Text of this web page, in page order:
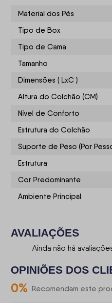
Material dos Pés
Tipo de Box
Tipo de Cama
Tamanho
Dimensões ( LxC )
Altura do Colchão (CM)
Nível de Conforto
Estrutura do Colchão
Suporte de Peso (Por
Estrutura
Cor Predominante
Ambiente Principal
AVALIAÇÕES
Ainda não há
OPINIÕES DOS
0% Recomendam este